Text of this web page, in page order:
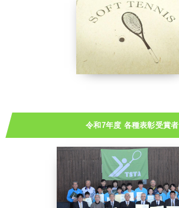
令和7年度 各種表彰受賞者